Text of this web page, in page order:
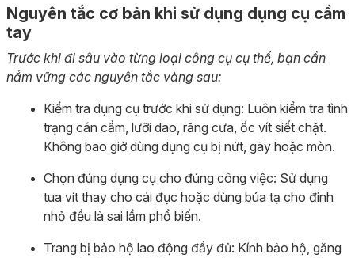
Nguyên tắc cơ bản khi sử dụng dụng cụ cầm
tay
Trước khi đi sâu vào từng loại công cụ cụ thể, bạn cần
nắm vững các nguyên tắc vàng sau:
Kiểm tra dụng cụ trước khi sử dụng: Luôn kiểm tra tình
trạng cán cầm, lưỡi dao, răng cưa, ốc vít siết chặt.
Không bao giờ dùng dụng cụ bị nứt, gãy hoặc mòn.
Chọn đúng dụng cụ cho đúng công việc: Sử dụng
tua vít thay cho cái đục hoặc dùng búa tạ cho đinh
nhỏ đều là sai lầm phổ biến.
Trang bị bảo hộ lao động đầy đủ: Kính bảo hộ, găng